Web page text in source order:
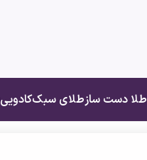
طلا دست سازطلای سبککادویی